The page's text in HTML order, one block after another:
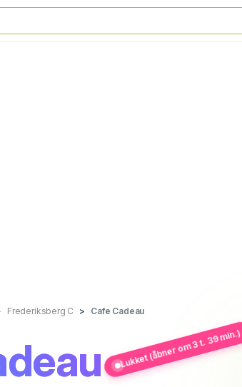
Frederiksberg C Cafe Cadeau
Lukket (åbner om 3 t. 39 min.)